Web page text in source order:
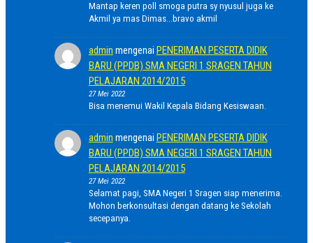
Mantap keren poll smoga putra sy nyusul juga ke
Akmil ya mas Dimas...bravo akmil
admin mengenai PENERIMAN PESERTA DIDIK
BARU (PPDB) SMA NEGERI 1 SRAGEN TAHUN
PELAJARAN 2014/2015
27 Mei 2022
Bisa menemui Wakil Kepala Bidang Kesiswaan.
admin mengenai PENERIMAN PESERTA DIDIK
BARU (PPDB) SMA NEGERI 1 SRAGEN TAHUN
PELAJARAN 2014/2015
27 Mei 2022
Selamat pagi, SMA Negeri 1 Sragen siap menerima.
Mohon berkonsultasi dengan datang ke Sekolah
secepanya.